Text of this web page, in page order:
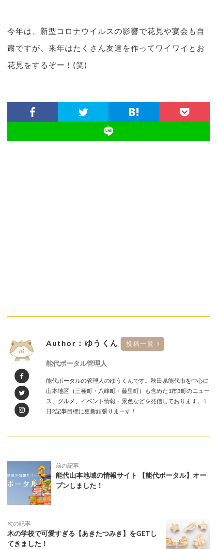
今年は、新型コロナウイルスの影響で花見や宴会も自
粛ですが、来年はたくさん友達を作ってワイワイとお
花見をするぞー！(笑)
Author：ゆうくん 投稿一覧
能代ポータル管理人
能代ポータルの管理人のゆうくんです。秋田県能代市を中心に
山本地区（三種町・八峰町・藤里町）も含めた1市3町のニュー
ス、グルメ、イベント情報・景色などを発信しております。1
日2記事目標に更新頑張りまーす！
前の記事
能代山本地域の情報サイト 【能代ポータル】オー
プンしました！
次の記事
木の学校で可愛すぎる【あきたつみき】をGETし
てきました！